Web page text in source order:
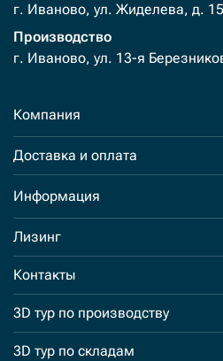
г. Иваново, ул. Жиделева, д. 15
Производство
г. Иваново, ул. 13-я
Компания
Доставка и оплата
Информация
Лизинг
Контакты
3D тур по производству
3D тур по складам